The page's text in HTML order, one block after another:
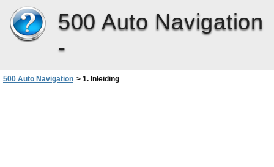
500 Auto Navigation
-
500 Auto Navigation > 1. Inleiding